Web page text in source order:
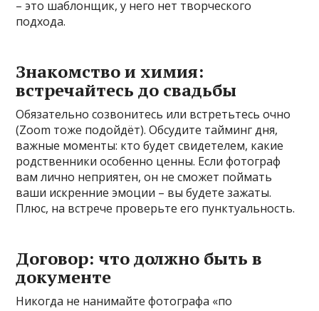
– это шаблонщик, у него нет творческого
подхода.
Знакомство и химия:
встречайтесь до свадьбы
Обязательно созвонитесь или встретьтесь очно
(Zoom тоже подойдёт). Обсудите тайминг дня,
важные моменты: кто будет свидетелем, какие
родственники особенно ценны. Если фотограф
вам лично неприятен, он не сможет поймать
ваши искренние эмоции – вы будете зажаты.
Плюс, на встрече проверьте его пунктуальность.
Договор: что должно быть в
документе
Никогда не нанимайте фотографа «по